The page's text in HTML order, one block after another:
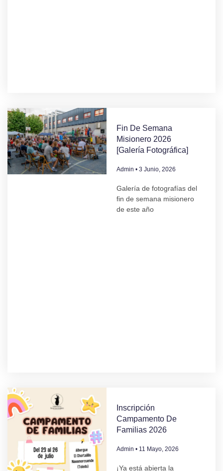
Fin De Semana
Misionero 2026
[Galería Fotográfica]
Admin 3 Junio, 2026
Galería de fotografías del
fin de semana misionero
de este año
Inscripción
Campamento De
Familias 2026
Admin 11 Mayo, 2026
¡Ya está abierta la